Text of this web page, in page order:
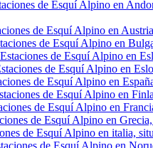
de Esquí Alpino en
de Esquí Alpino en
de Esquí Alpino en
de Esquí Alpino en
de Esquí Alpino en
de Esquí Alpino en
de Esquí Alpino en
de Esquí Alpino en
de Esquí Alpino en
de Esquí Alpino en italia,
de Esquí Alpino en